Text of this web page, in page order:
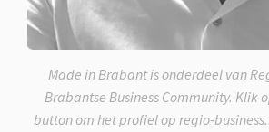
Made in Brabant is onderdeel van
Brabantse Business Community. Klik
button om het profiel op regio-